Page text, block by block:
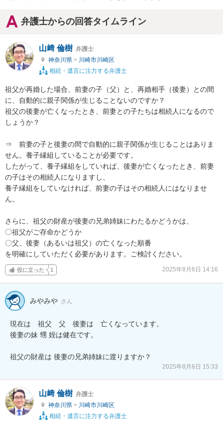
弁護士からの回答タイムライン
山﨑 倫樹 弁護士
神奈川県 > 川崎市川崎区
相続・遺言に注力する弁護士
祖父が再婚した場合、前妻の子（父）と、再婚相手（後妻）との間
に、自動的に親子関係が生じることないのですか？
祖父の後妻が亡くなったとき、前妻との子たちは相続人になるので
しょうか？
⇒　前妻の子と後妻の間で自動的に親子関係が生じることはありま
せん。養子縁組していることが必要です。
したがって、養子縁組をしていれば、後妻が亡くなったとき、前妻
の子はその相続人になりますし、
養子縁組をしていなければ、前妻の子はその相続人にはなりませ
ん。
さらに、祖父の財産が後妻の兄弟姉妹にわたるかどうかは、
〇祖父がご存命かどうか
〇父、後妻（あるいは祖父）の亡くなった順番
を明確にしていただく必要があります。ご検討ください。
役に立った 1 2025年8月6日 14:16
みやみや さん
現在は　祖父　父　後妻は　亡くなっています。
後妻の妹 甥 姪は健在です。
祖父の財産は 後妻の兄弟姉妹に渡りますか？
2025年8月6日 15:33
山﨑 倫樹 弁護士
神奈川県 > 川崎市川崎区
相続・遺言に注力する弁護士